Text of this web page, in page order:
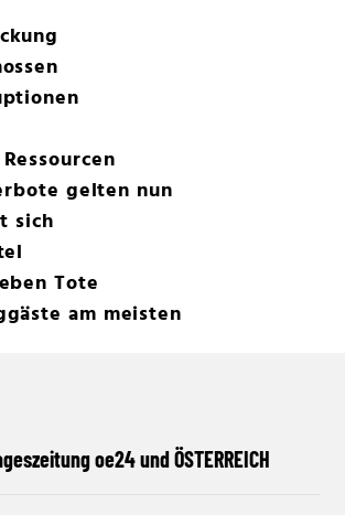
gelten nun
sich
Tote
am meisten
oe24 und ÖSTERREICH